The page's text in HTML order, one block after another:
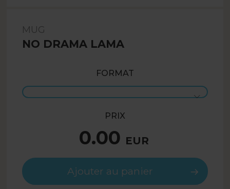
MUG
NO DRAMA LAMA
FORMAT
PRIX
0.00 EUR
Ajouter au panier